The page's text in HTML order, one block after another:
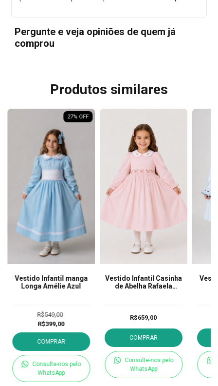
Pergunte e veja opiniões de quem já
comprou
Produtos similares
27% OFF
Vestido Infantil manga
Longa Amélie Azul
R$549,00
R$399,00
COMPRAR
Consulte-nos pelo
WhatsApp
Vestido Infantil Casinha
de Abelha Rafaela
R$659,00
COMPRAR
Consulte-nos pelo
WhatsApp